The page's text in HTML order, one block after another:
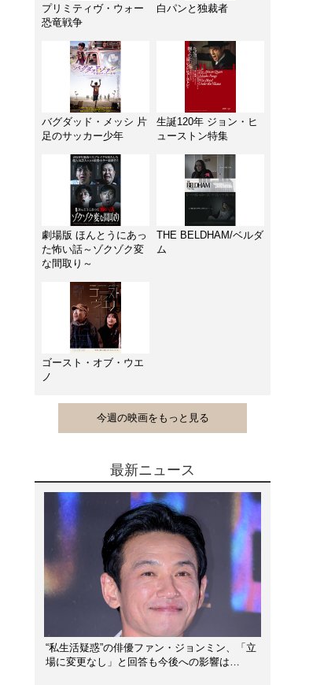
プリミティヴ・ウォー
恐竜戦争
白パンと独裁者
バグダッド・メッシ 片
足のサッカー少年
生誕120年 ジョン・ヒ
ューストン特集
劇場版 ほんとうにあっ
た怖い話～ゾクゾク変
な間取り～
THE BELDHAM/ベルダ
ム
ゴースト・オブ・ウエ
ノ
今週の映画をもっと見る
最新ニュース
“私生活疑惑”の俳優ファン・ジョンミン、「立
場に変更なし」と回答も今後への影響は…